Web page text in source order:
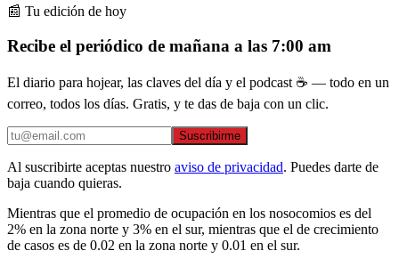
📰 Tu edición de hoy
Recibe el periódico de mañana a las 7:00 am
El diario para hojear, las claves del día y el podcast ☕ — todo en un
correo, todos los días. Gratis, y te das de baja con un clic.
Suscribirme
Al suscribirte aceptas nuestro aviso de privacidad. Puedes darte de
baja cuando quieras.
Mientras que el promedio de ocupación en los nosocomios es del
2% en la zona norte y 3% en el sur, mientras que el de crecimiento
de casos es de 0.02 en la zona norte y 0.01 en el sur.